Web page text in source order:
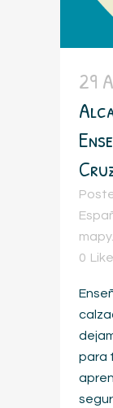
29
0
para